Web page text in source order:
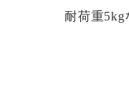
耐荷重